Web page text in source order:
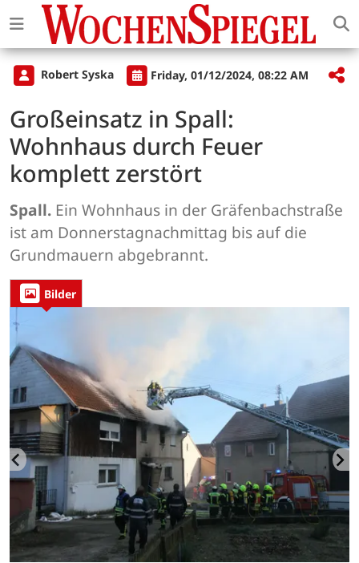
Robert Syska Friday, 01/12/2024, 08:22 AM
Großeinsatz in Spall:
Wohnhaus durch Feuer
komplett zerstört
Spall. Ein Wohnhaus in der Gräfenbachstraße
ist am Donnerstagnachmittag bis auf die
Grundmauern abgebrannt.
Bilder